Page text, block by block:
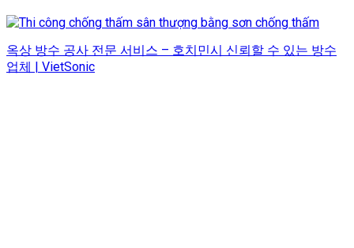
옥상 방수 공사 전문 서비스 – 호치민시 신뢰할 수 있는 방수
업체 | VietSonic